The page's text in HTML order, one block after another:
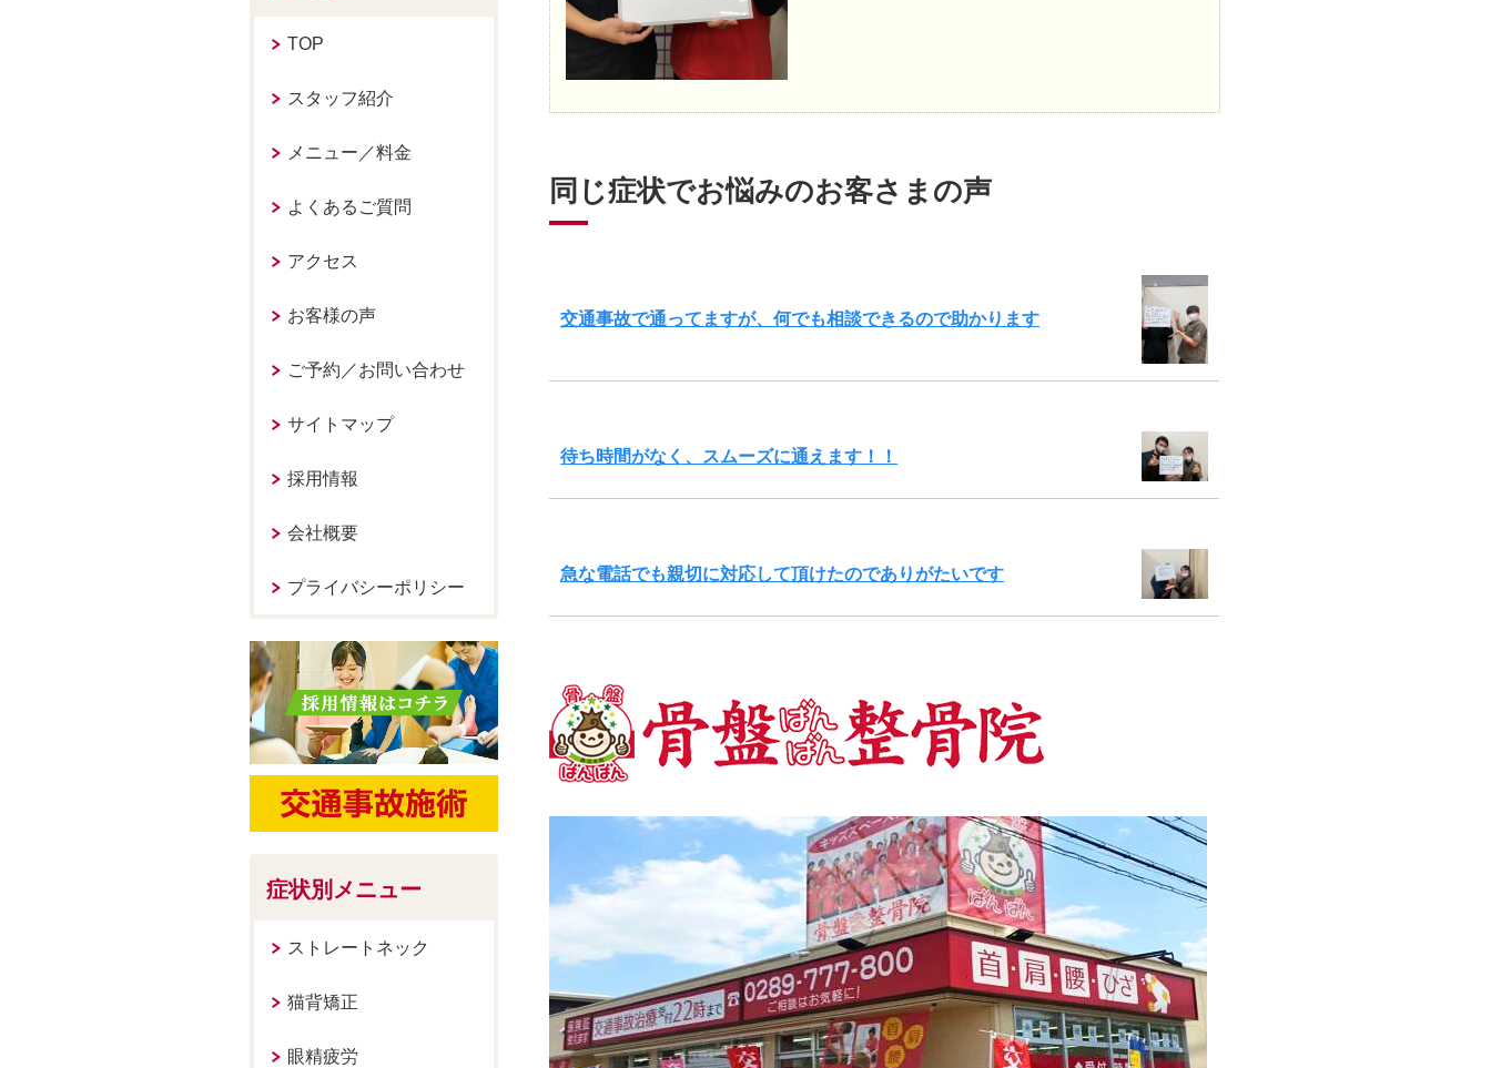
同じ症状でお悩みのお客さまの声
交通事故で通ってますが、何でも相談できるので助かります
待ち時間がなく、スムーズに通えます！！
急な電話でも親切に対応して頂けたのでありがたいです
TOP
スタッフ紹介
メニュー／料金
よくあるご質問
アクセス
お客様の声
ご予約／お問い合わせ
サイトマップ
採用情報
会社概要
プライバシーポリシー
症状別メニュー
ストレートネック
猫背矯正
眼精疲労